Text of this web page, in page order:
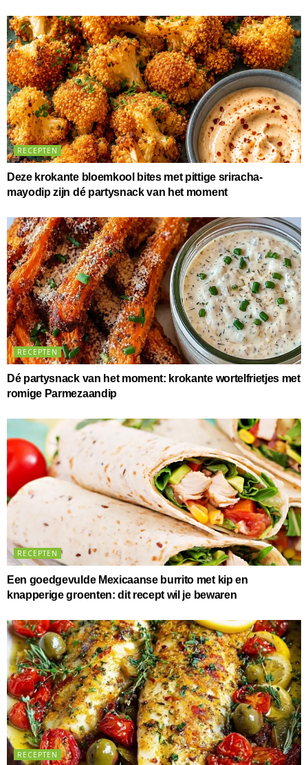
RECEPTEN
Deze krokante bloemkool bites met pittige sriracha-
mayodip zijn dé partysnack van het moment
RECEPTEN
Dé partysnack van het moment: krokante wortelfrietjes met
romige Parmezaandip
RECEPTEN
Een goedgevulde Mexicaanse burrito met kip en
knapperige groenten: dit recept wil je bewaren
RECEPTEN